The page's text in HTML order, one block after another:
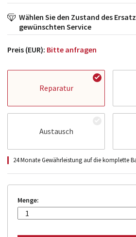
Wählen Sie den Zustand des
gewünschten Service
Preis (EUR): Bitte anfragen
Reparatur
Austausch
24 Monate Gewährleistung auf die komplette
Menge: